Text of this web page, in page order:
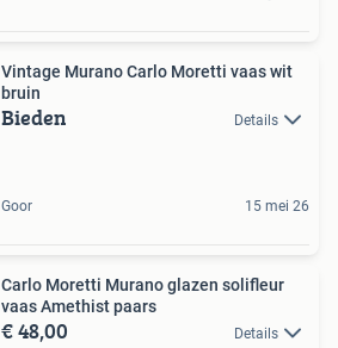
Vintage Murano Carlo Moretti vaas wit
bruin
Bieden Details
Goor 15 mei 26
Carlo Moretti Murano glazen solifleur
vaas Amethist paars
€ 48,00 Details